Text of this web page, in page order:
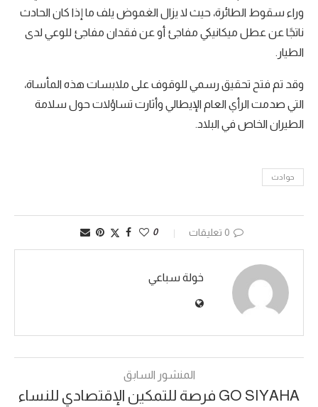
وراء سقوط الطائرة، حيث لا يزال الغموض يلف ما إذا كان الحادث
ناتجًا عن عطل ميكانيكي مفاجئ أو عن فقدان مفاجئ للوعي لدى
الطيار.
وقد تم فتح تحقيق رسمي للوقوف على ملابسات هذه المأساة،
التي صدمت الرأي العام الإيطالي وأثارت تساؤلات حول سلامة
الطيران الخاص في البلاد.
حوادث
0 تعليقات 0
خولة سباعي
المنشور السابق
GO SIYAHA فرصة للتمكين الإقتصادي للنساء